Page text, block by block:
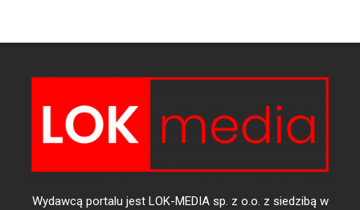
Wydawcą portalu jest LOK-MEDIA sp. z o.o. z siedzibą w